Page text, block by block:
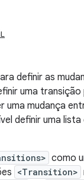
definir as
uma
uma mudança
definir uma
como
<Transition>